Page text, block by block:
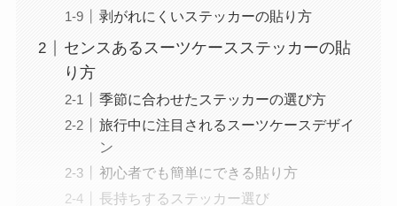
剥がれにくいステッカーの貼り方
センスあるスーツケースステッカーの貼
り方
季節に合わせたステッカーの選び方
旅行中に注目されるスーツケースデザイ
ン
初心者でも簡単にできる貼り方
長持ちするステッカー選び